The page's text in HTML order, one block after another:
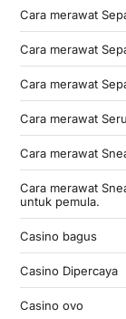
Cara merawat
Cara merawat
Cara merawat
Cara merawat
Cara merawat
Cara merawat
untuk pemula.
Casino bagus
Casino Dipercaya
Casino ovo